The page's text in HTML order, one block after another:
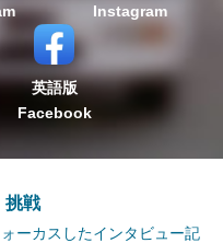
Instagram
英語版
Facebook
挑戦
ーカスしたインタビュー記